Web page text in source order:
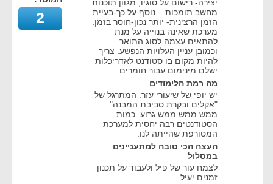
יצירה- רישום על סוגיו, מגוון תוכנות
מחשב תומכות... נוסף על כך-בעיית
הזמן הרצינית- יותר נכון-חוסר בזמן.
מערכת שאינה בנוייה על מנת
להתאים עצמה לסוג התואר...
וכמובן עניין העלויות הנפשע. צריך
להיות מקום בו סטודנט לאדריכלות
ישלם מינימום עבור חומרים...
מה רמת הלימודים
יש יופי של שיעורי עזר. המתרגל של
"אקלים ובקרת סביבת המבנה"
ממש ממש ממש גרוע. כמות
הסטודנטים רבה יחסית למערכת
המטורפת שהייתה לנו.
העצה הכי טובה למתעניינים
במסלול
לצמח עור של פיל ולעבוד על תכנון
זמנים יעיל
2